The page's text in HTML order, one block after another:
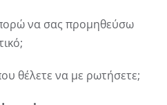
να σας προμηθεύσω
θέλετε να με ρωτήσετε;